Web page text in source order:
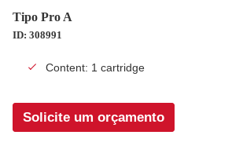
Tipo Pro A
ID: 308991
Content: 1 cartridge
Solicite um orçamento